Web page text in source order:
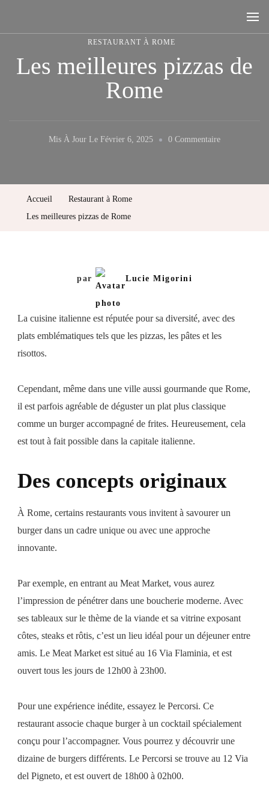
RESTAURANT À ROME
Les meilleures pizzas de
Rome
Mis À Jour Le Février 6, 2025 0 CommentaireSur
Accueil
Restaurant à Rome
Les meilleures pizzas de Rome
par Lucie Migorini
La cuisine italienne est réputée pour sa diversité, avec des
plats emblématiques tels que les pizzas, les pâtes et les
risottos.
Cependant, même dans une ville aussi gourmande que Rome,
il est parfois agréable de déguster un plat plus classique
comme un burger accompagné de frites. Heureusement, cela
est tout à fait possible dans la capitale italienne.
Des concepts originaux
À Rome, certains restaurants vous invitent à savourer un
burger dans un cadre unique ou avec une approche
innovante.
Par exemple, en entrant au Meat Market, vous aurez
l’impression de pénétrer dans une boucherie moderne. Avec
ses tableaux sur le thème de la viande et sa vitrine exposant
côtes, steaks et rôtis, c’est un lieu idéal pour un déjeuner entre
amis. Le Meat Market est situé au 16 Via Flaminia, et est
ouvert tous les jours de 12h00 à 23h00.
Pour une expérience inédite, essayez le Percorsi. Ce
restaurant associe chaque burger à un cocktail spécialement
conçu pour l’accompagner. Vous pourrez y découvrir une
dizaine de burgers différents. Le Percorsi se trouve au 12 Via
del Pigneto, et est ouvert de 18h00 à 02h00.